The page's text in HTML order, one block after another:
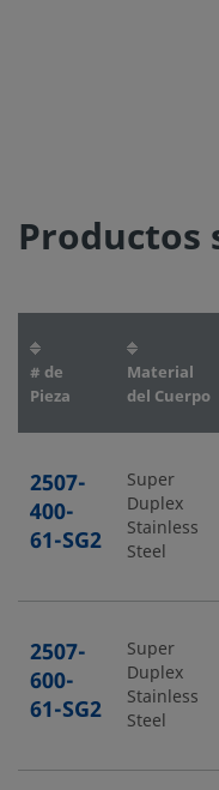
Productos
# de
Pieza
Material
del Cuerpo
2507-
400-
61-SG2
Super
Duplex
Stainless
Steel
2507-
600-
61-SG2
Super
Duplex
Stainless
Steel